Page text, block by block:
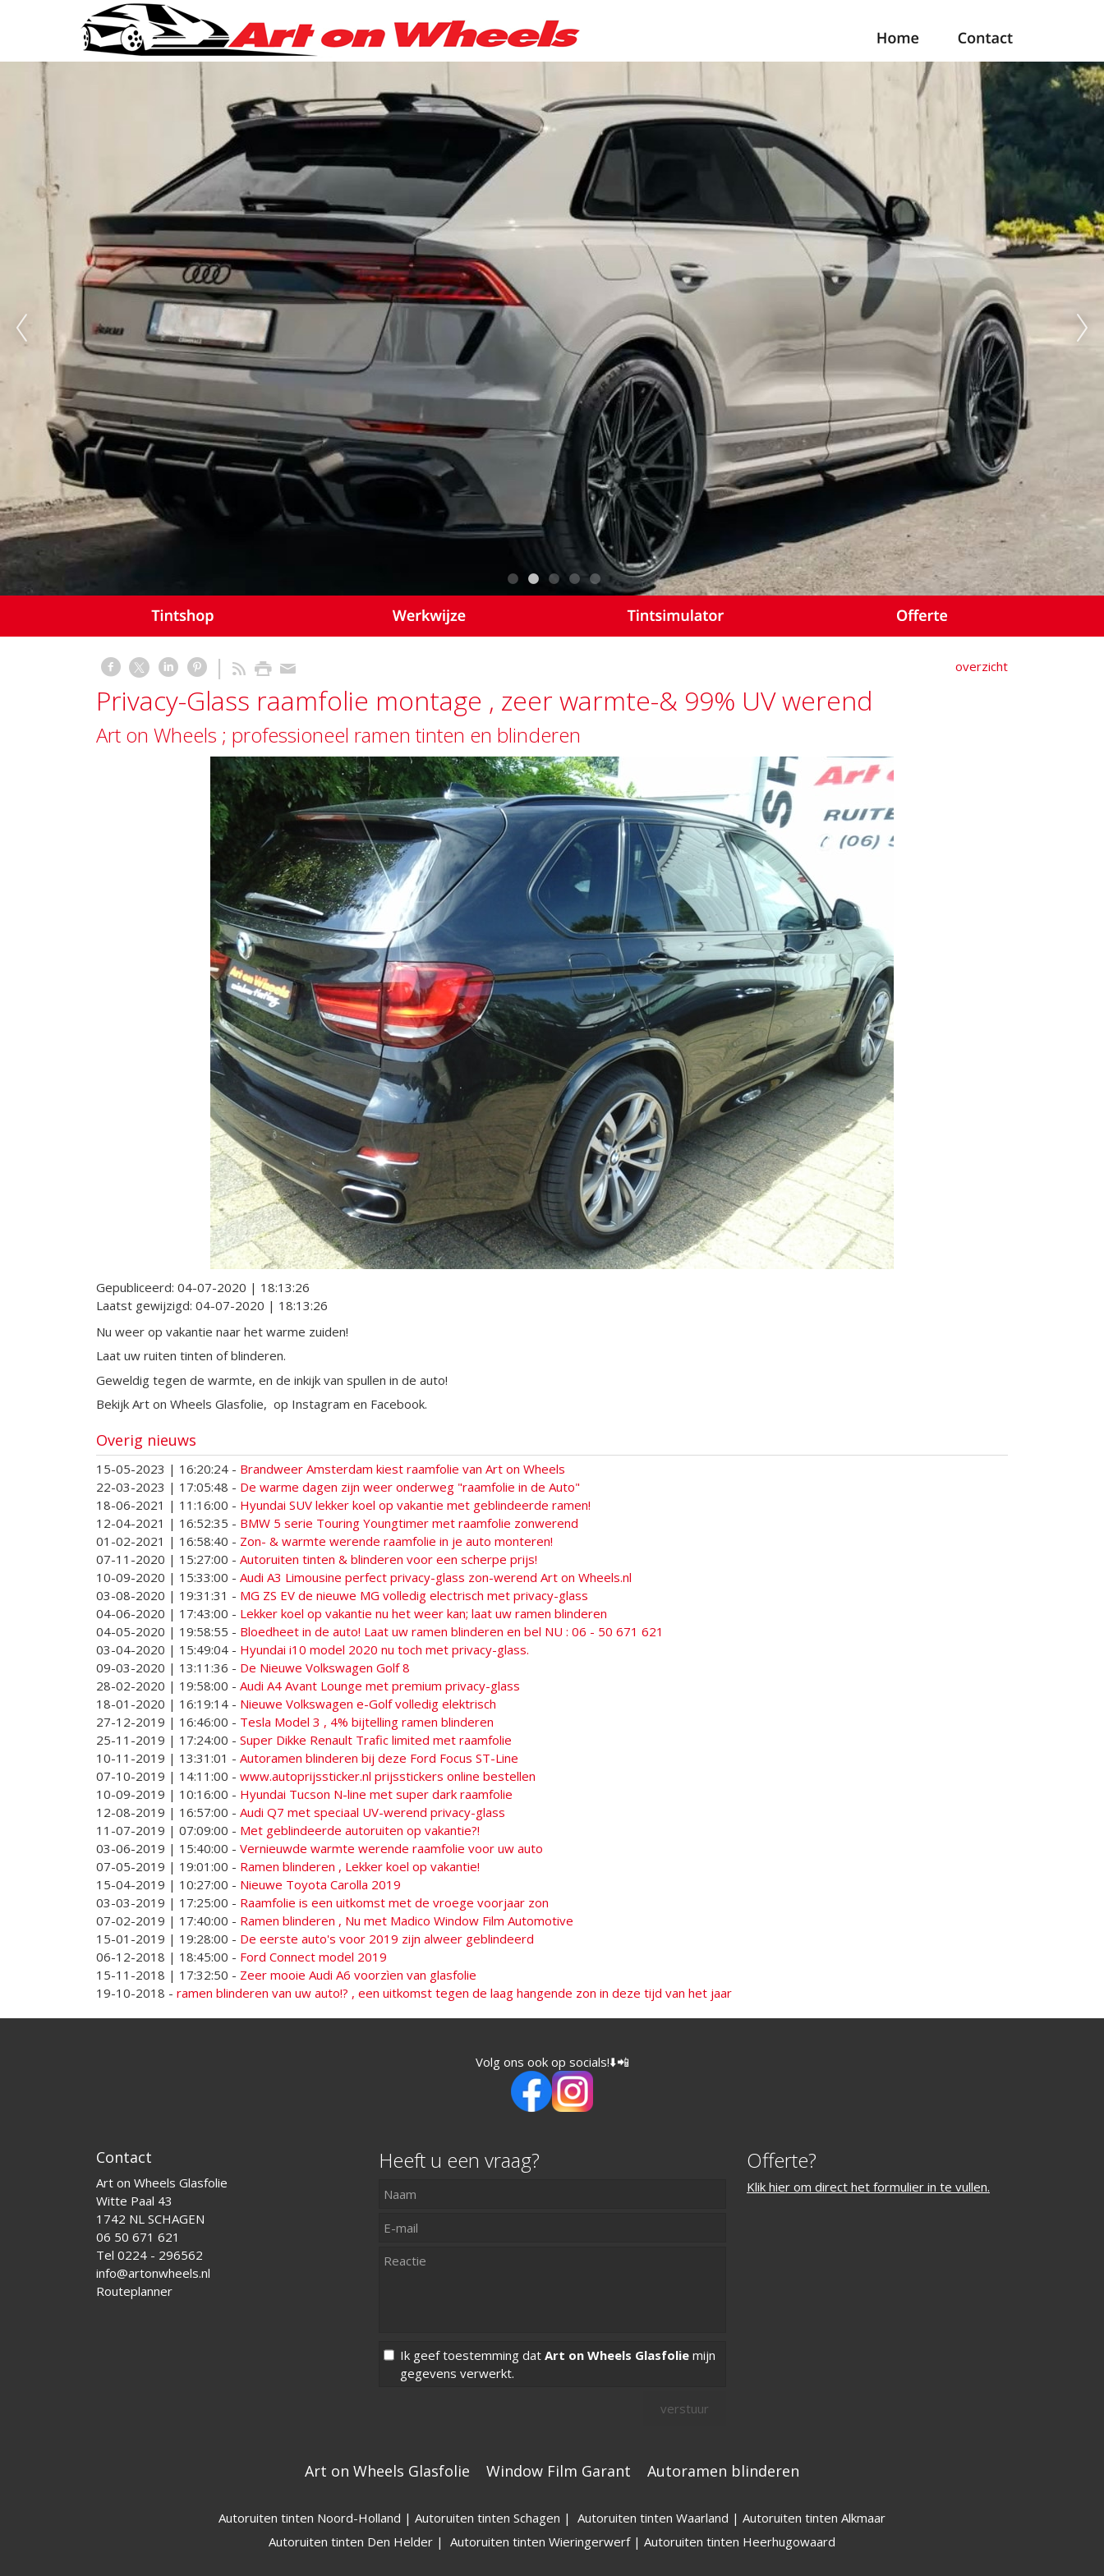
overzicht
Privacy-Glass raamfolie montage , zeer warmte-& 99% UV werend
Art on Wheels ; professioneel ramen tinten en blinderen
Gepubliceerd: 04-07-2020 | 18:13:26
Laatst gewijzigd: 04-07-2020 | 18:13:26
Nu weer op vakantie naar het warme zuiden!
Laat uw ruiten tinten of blinderen.
Geweldig tegen de warmte, en de inkijk van spullen in de auto!
Bekijk Art on Wheels Glasfolie, op Instagram en Facebook.
Overig nieuws
15-05-2023 | 16:20:24 - Brandweer Amsterdam kiest raamfolie van Art on Wheels
22-03-2023 | 17:05:48 - De warme dagen zijn weer onderweg "raamfolie in de Auto"
18-06-2021 | 11:16:00 - Hyundai SUV lekker koel op vakantie met geblindeerde ramen!
12-04-2021 | 16:52:35 - BMW 5 serie Touring Youngtimer met raamfolie zonwerend
01-02-2021 | 16:58:40 - Zon- & warmte werende raamfolie in je auto monteren!
07-11-2020 | 15:27:00 - Autoruiten tinten & blinderen voor een scherpe prijs!
10-09-2020 | 15:33:00 - Audi A3 Limousine perfect privacy-glass zon-werend Art on Wheels.nl
03-08-2020 | 19:31:31 - MG ZS EV de nieuwe MG volledig electrisch met privacy-glass
04-06-2020 | 17:43:00 - Lekker koel op vakantie nu het weer kan; laat uw ramen blinderen
04-05-2020 | 19:58:55 - Bloedheet in de auto! Laat uw ramen blinderen en bel NU : 06 - 50 671 621
03-04-2020 | 15:49:04 - Hyundai i10 model 2020 nu toch met privacy-glass.
09-03-2020 | 13:11:36 - De Nieuwe Volkswagen Golf 8
28-02-2020 | 19:58:00 - Audi A4 Avant Lounge met premium privacy-glass
18-01-2020 | 16:19:14 - Nieuwe Volkswagen e-Golf volledig elektrisch
27-12-2019 | 16:46:00 - Tesla Model 3 , 4% bijtelling ramen blinderen
25-11-2019 | 17:24:00 - Super Dikke Renault Trafic limited met raamfolie
10-11-2019 | 13:31:01 - Autoramen blinderen bij deze Ford Focus ST-Line
07-10-2019 | 14:11:00 - www.autoprijssticker.nl prijsstickers online bestellen
10-09-2019 | 10:16:00 - Hyundai Tucson N-line met super dark raamfolie
12-08-2019 | 16:57:00 - Audi Q7 met speciaal UV-werend privacy-glass
11-07-2019 | 07:09:00 - Met geblindeerde autoruiten op vakantie?!
03-06-2019 | 15:40:00 - Vernieuwde warmte werende raamfolie voor uw auto
07-05-2019 | 19:01:00 - Ramen blinderen , Lekker koel op vakantie!
15-04-2019 | 10:27:00 - Nieuwe Toyota Carolla 2019
03-03-2019 | 17:25:00 - Raamfolie is een uitkomst met de vroege voorjaar zon
07-02-2019 | 17:40:00 - Ramen blinderen , Nu met Madico Window Film Automotive
15-01-2019 | 19:28:00 - De eerste auto's voor 2019 zijn alweer geblindeerd
06-12-2018 | 18:45:00 - Ford Connect model 2019
15-11-2018 | 17:32:50 - Zeer mooie Audi A6 voorzìen van glasfolie
19-10-2018 - ramen blinderen van uw auto!? , een uitkomst tegen de laag hangende zon in deze tijd van het jaar
Volg ons ook op socials!⬇️📲
Contact
Art on Wheels Glasfolie
Witte Paal 43
1742 NL SCHAGEN
06 50 671 621
Tel 0224 - 296562
info@artonwheels.nl
Routeplanner
Heeft u een vraag?
Ik geef toestemming dat Art on Wheels Glasfolie mijn
gegevens verwerkt.
Offerte?
Klik hier om direct het formulier in te vullen.
Art on Wheels Glasfolie Window Film Garant Autoramen blinderen
Autoruiten tinten Noord-Holland | Autoruiten tinten Schagen | Autoruiten tinten Waarland | Autoruiten tinten Alkmaar
Autoruiten tinten Den Helder | Autoruiten tinten Wieringerwerf| Autoruiten tinten Heerhugowaard